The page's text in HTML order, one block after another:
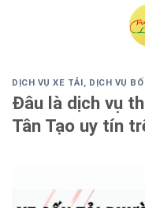
DỊCH VỤ XE TẢI, DỊCH VỤ
Đâu là dịch vụ
Tân Tạo uy tín